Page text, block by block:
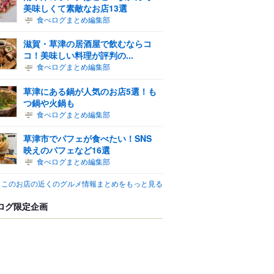
美味しくて素敵なお店13選
食べログまとめ編集部
滋賀・草津の居酒屋で飲むならコ
コ！美味しい料理が評判の...
食べログまとめ編集部
草津にある鍋が人気のお店5選！も
つ鍋や火鍋も
食べログまとめ編集部
草津市でパフェが食べたい！SNS
映えのパフェなど16選
食べログまとめ編集部
このお店の近くのグルメ情報まとめをもっと見る
グ限定企画